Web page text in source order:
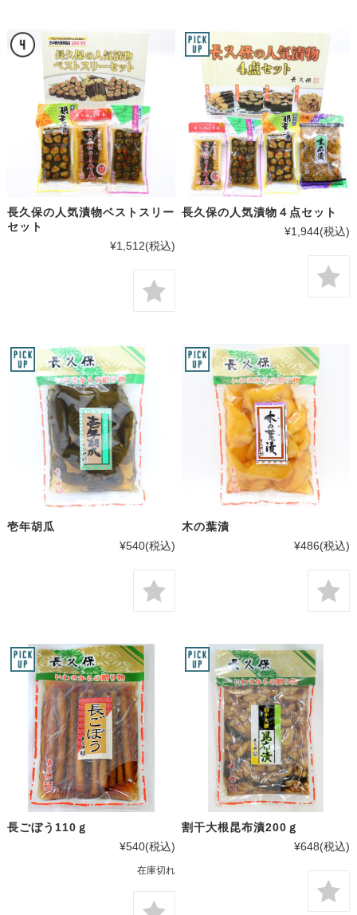
長久保の人気漬物ベストスリー
セット
¥1,512(税込)
長久保の人気漬物４点セット
¥1,944(税込)
壱年胡瓜
¥540(税込)
木の葉漬
¥486(税込)
長ごぼう110ｇ
¥540(税込)
在庫切れ
割干大根昆布漬200ｇ
¥648(税込)